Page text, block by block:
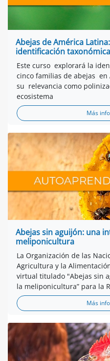
Abejas de América
identificación taxonómica
Este curso explorará la
cinco familias de abejas en
su relevancia como
ecosistema
Más
Abejas sin aguijón: una
meliponicultura
La Organización de las
Agricultura y la
virtual titulado "Abejas sin
la meliponicultura” para la
Más